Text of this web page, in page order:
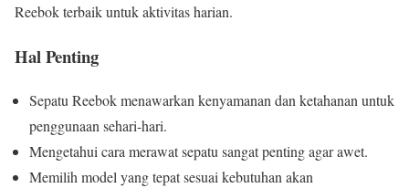
Reebok terbaik untuk aktivitas harian.
Hal Penting
Sepatu Reebok menawarkan kenyamanan dan ketahanan untuk
penggunaan sehari-hari.
Mengetahui cara merawat sepatu sangat penting agar awet.
Memilih model yang tepat sesuai kebutuhan akan